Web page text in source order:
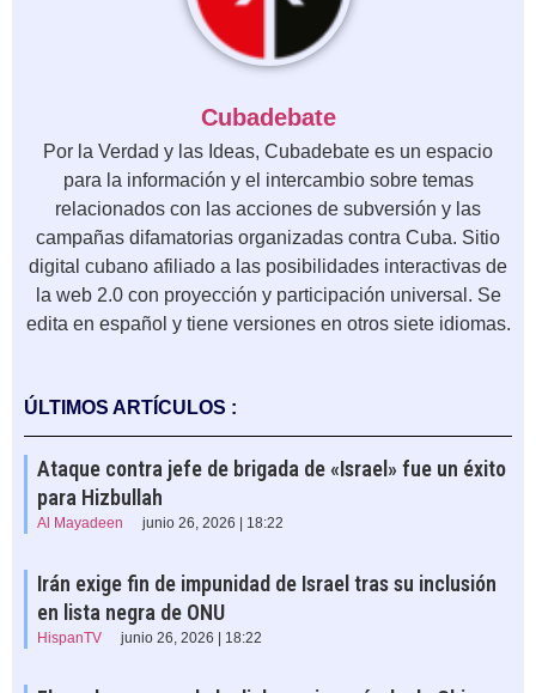
Cubadebate
Por la Verdad y las Ideas, Cubadebate es un espacio
para la información y el intercambio sobre temas
relacionados con las acciones de subversión y las
campañas difamatorias organizadas contra Cuba. Sitio
digital cubano afiliado a las posibilidades interactivas de
la web 2.0 con proyección y participación universal. Se
edita en español y tiene versiones en otros siete idiomas.
ÚLTIMOS ARTÍCULOS :
Ataque contra jefe de brigada de «Israel» fue un éxito
para Hizbullah
Al Mayadeen junio 26, 2026 | 18:22
Irán exige fin de impunidad de Israel tras su inclusión
en lista negra de ONU
HispanTV junio 26, 2026 | 18:22